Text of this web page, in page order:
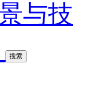
与技
搜索